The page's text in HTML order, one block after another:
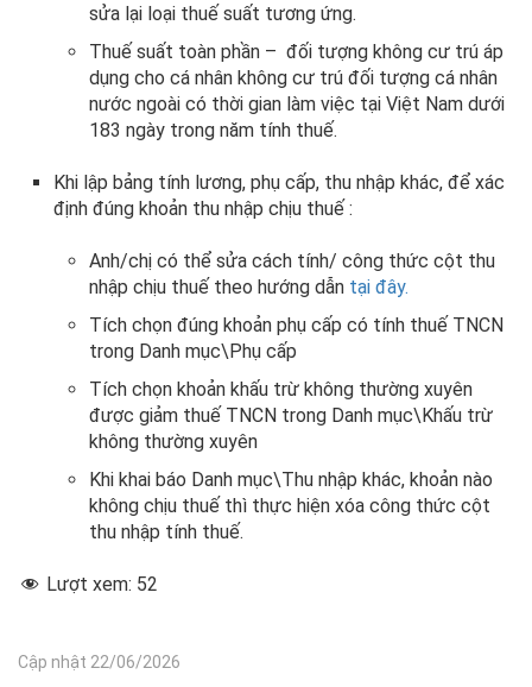
sửa lại loại thuế suất tương ứng.
Thuế suất toàn phần – đối tượng không cư trú áp
dụng cho cá nhân không cư trú đối tượng cá nhân
nước ngoài có thời gian làm việc tại Việt Nam dưới
183 ngày trong năm tính thuế.
Khi lập bảng tính lương, phụ cấp, thu nhập khác, để xác
định đúng khoản thu nhập chịu thuế :
Anh/chị có thể sửa cách tính/ công thức cột thu
nhập chịu thuế theo hướng dẫn tại đây.
Tích chọn đúng khoản phụ cấp có tính thuế TNCN
trong Danh mục\Phụ cấp
Tích chọn khoản khấu trừ không thường xuyên
được giảm thuế TNCN trong Danh mục\Khấu trừ
không thường xuyên
Khi khai báo Danh mục\Thu nhập khác, khoản nào
không chịu thuế thì thực hiện xóa công thức cột
thu nhập tính thuế.
Lượt xem: 52
Cập nhật 22/06/2026